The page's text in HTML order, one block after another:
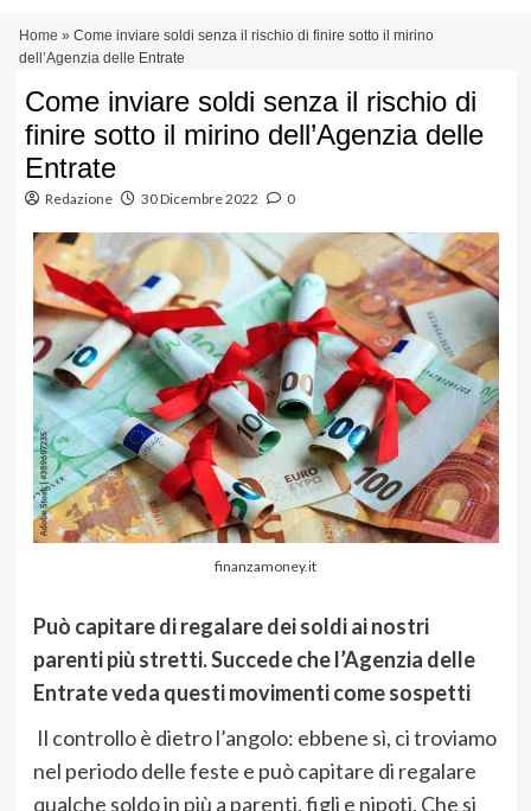
contenuto
principale
Home » Come inviare soldi senza il rischio di finire sotto il mirino
dell’Agenzia delle Entrate
Come inviare soldi senza il rischio di
finire sotto il mirino dell’Agenzia delle
Entrate
Redazione 30 Dicembre 2022 0
finanzamoney.it
Può capitare di regalare dei soldi ai nostri
parenti più stretti. Succede che l’Agenzia delle
Entrate veda questi movimenti come sospetti
Il controllo è dietro l’angolo: ebbene sì, ci troviamo
nel periodo delle feste e può capitare di regalare
qualche soldo in più a parenti, figli e nipoti. Che si